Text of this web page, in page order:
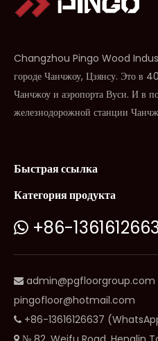
Changzhou Pingo Wood
городе Чанчжоу, Цзянсу. Это в
Чанчжоу и аэропорта Вуси. И в
железнодорожной станции
Быстрая ссылка
Категория продукта
 +86-
 admin@pgfloorgroup.com
pingofloor@hotmail.com
 +86-13616126637